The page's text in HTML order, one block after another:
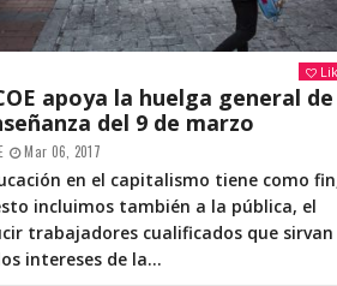
apoya la huelga general de
del 9 de marzo
Mar 06, 2017
en el capitalismo tiene como
incluimos también a la pública, el
trabajadores cualificados que sirvan
intereses de la...